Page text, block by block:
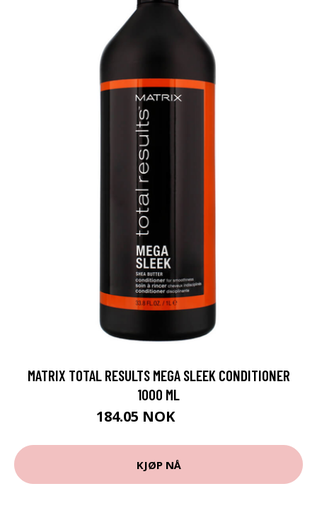
MATRIX TOTAL RESULTS MEGA SLEEK CONDITIONER
1000 ML
184.05 NOK
KJØP NÅ